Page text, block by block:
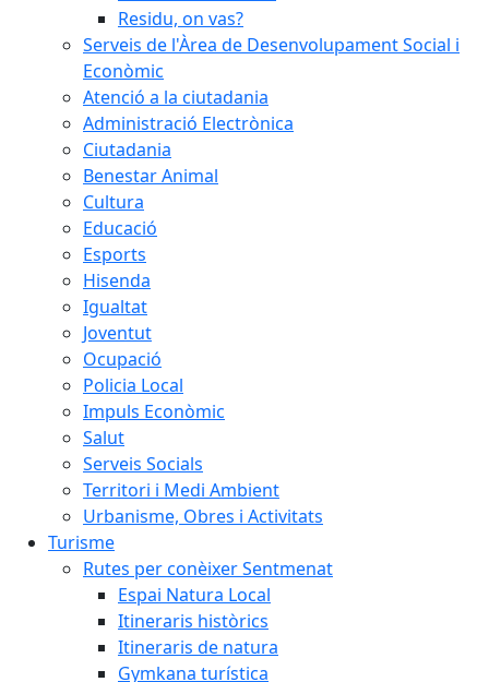
Residu, on vas?
Serveis de l'Àrea de Desenvolupament Social i
Econòmic
Atenció a la ciutadania
Administració Electrònica
Ciutadania
Benestar Animal
Cultura
Educació
Esports
Hisenda
Igualtat
Joventut
Ocupació
Policia Local
Impuls Econòmic
Salut
Serveis Socials
Territori i Medi Ambient
Urbanisme, Obres i Activitats
Turisme
Rutes per conèixer Sentmenat
Espai Natura Local
Itineraris històrics
Itineraris de natura
Gymkana turística